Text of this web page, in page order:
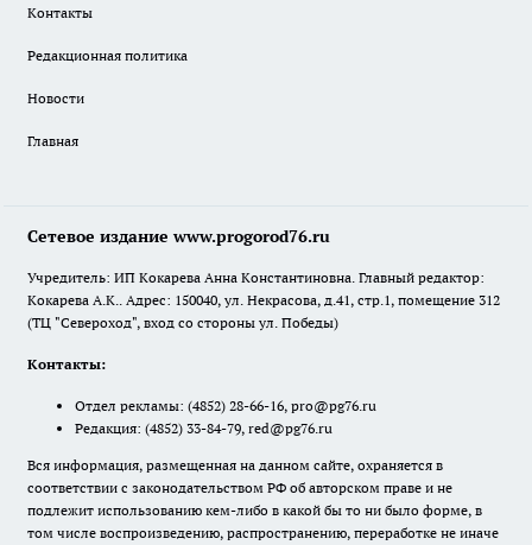
Контакты
Редакционная политика
Новости
Главная
Сетевое издание www.progorod76.ru
Учредитель: ИП Кокарева Анна Константиновна. Главный редактор:
Кокарева А.К.. Адрес: 150040, ул. Некрасова, д.41, стр.1, помещение 312
(ТЦ "Североход", вход со стороны ул. Победы)
Контакты:
Отдел рекламы: (4852) 28-66-16, pro@pg76.ru
Редакция: (4852) 33-84-79, red@pg76.ru
Вся информация, размещенная на данном сайте, охраняется в
соответствии с законодательством РФ об авторском праве и не
подлежит использованию кем-либо в какой бы то ни было форме, в
том числе воспроизведению, распространению, переработке не иначе